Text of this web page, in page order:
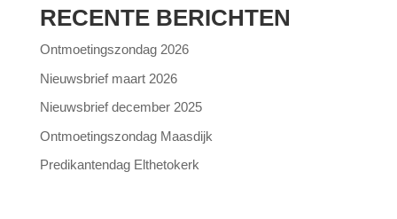
RECENTE BERICHTEN
Ontmoetingszondag 2026
Nieuwsbrief maart 2026
Nieuwsbrief december 2025
Ontmoetingszondag Maasdijk
Predikantendag Elthetokerk